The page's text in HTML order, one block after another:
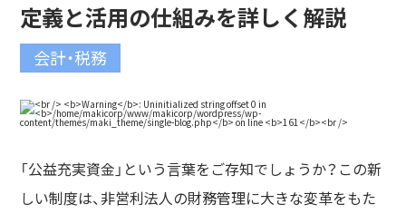
定義と活用の仕組みを詳しく解説
会計・税務
「公益充実資金」という言葉をご存知でしょうか？この新
しい制度は、非営利法人の財務管理に大きな変革をもた